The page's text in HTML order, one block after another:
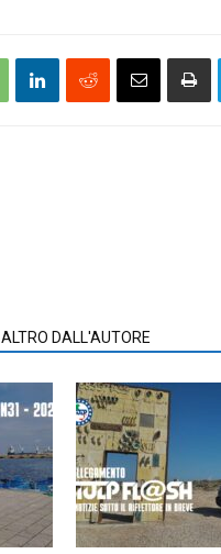
ALTRO DALL'AUTORE